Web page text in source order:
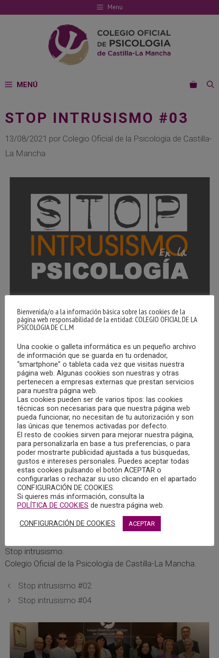
al
Menu
MENÚ
STOP INTRUSISMO #03
13/08/2021 por Colegio Oficial de la Psicología de Castilla-
La Mancha
La plataforma Stop Intrusismo es una herramienta del
Consejo General de la Psicología de España que vela por la
calidad de esta profesión. Es labor de todos y cada uno de
nosotros contribuir a la eliminación del Intrusismo
Profesional, contemplándolo como un problema que
puede poner en riesgo nuestra salud psicológica.
A través de dicha plataforma, se puede denunciar
cualquier posible acto de intrusismo que se haya sufrido o
sobre el que se tenga conocimiento, por lo que, desde el
Colegio Oficial de la Psicología de Castilla-La Mancha, se
invita a la ciudadanía a participar en esta plataforma y
luchar contra el Intrusismo Profesional, entendiendo que
es una lacra social que pone en grave riesgo la salud de
todos.
Para acceder a la plataforma Stop Intrusismo,
sobre este enlace.
Stop intrusismo.
Colegio Oficial de la Psicología de Castilla-La Mancha.
Stop intrusismo #02
Stop intrusismo #04
Bienvenida/o a la información básica sobre las cookies de la
página web responsabilidad de la entidad: COLEGIO OFICIAL DE LA
PSICOLOGIA DE C.L.M
Una cookie o galleta informática es un pequeño archivo
de información que se guarda en tu ordenador,
“smartphone” o tableta cada vez que visitas nuestra
página web. Algunas cookies son nuestras y otras
pertenecen a empresas externas que prestan servicios
para nuestra página web.
Las cookies pueden ser de varios tipos: las cookies
técnicas son necesarias para que nuestra página web
pueda funcionar, no necesitan de tu autorización y son
las únicas que tenemos activadas por defecto.
El resto de cookies sirven para mejorar nuestra página,
para personalizarla en base a tus preferencias, o para
poder mostrarte publicidad ajustada a tus búsquedas,
gustos e intereses personales. Puedes aceptar todas
estas cookies pulsando el botón ACEPTAR o
configurarlas o rechazar su uso clicando en el apartado
CONFIGURACIÓN DE COOKIES.
Si quieres más información, consulta la
POLÍTICA DE COOKIES de nuestra página web.
CONFIGURACIÓN DE COOKIES ACEPTAR